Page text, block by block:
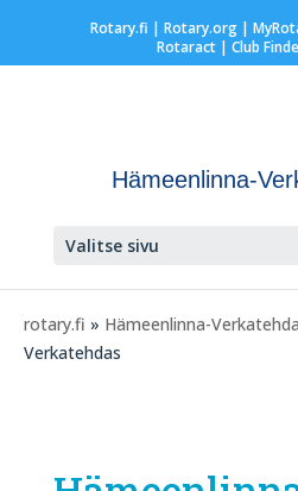
Rotary.fi | Rotary.org|
Rotaract| Club
Hämeenlinna-
Valitse sivu
rotary.fi » Hämeenlinna-
Verkatehdas